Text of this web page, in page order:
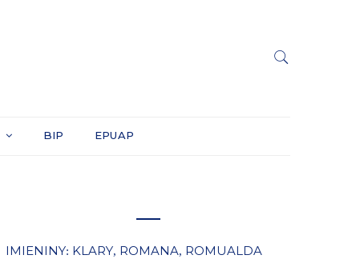
BIP EPUAP
IMIENINY: KLARY, ROMANA, ROMUALDA